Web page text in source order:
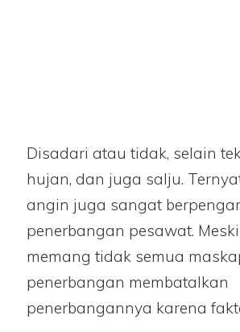
Disadari atau tidak, selain
hujan, dan juga salju.
angin juga sangat
penerbangan pesawat.
memang tidak semua
penerbangan membatalkan
penerbangannya karena